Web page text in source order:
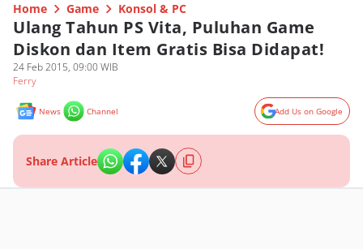
Home Game Konsol & PC
Ulang Tahun PS Vita, Puluhan Game
Diskon dan Item Gratis Bisa Didapat!
24 Feb 2015, 09:00 WIB
Ferry
News Channel Add Us on Google
Share Article